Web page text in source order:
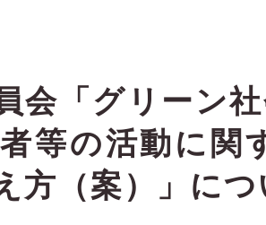
会「グリーン
等の活動に関
方（案）」につ